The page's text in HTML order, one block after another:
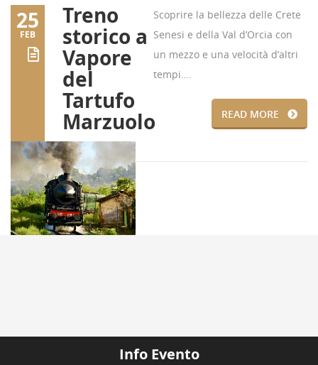
25
FEB
Treno
storico a
Vapore
del
Tartufo
Marzuolo
Scoprire la bellezza delle Crete
Senesi e della Val d’Orcia con
un mezzo e una velocità d’altri
tempi….
READ MORE
Info Evento